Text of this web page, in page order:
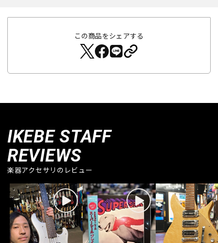
この商品をシェアする
IKEBE STAFF
REVIEWS
楽器アクセサリのレビュー